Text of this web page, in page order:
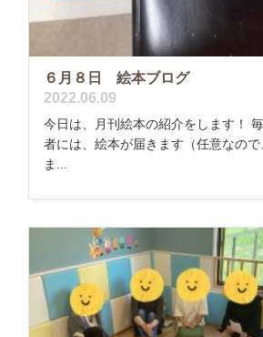
６月８日 絵本ブログ
2022.06.09
今日は、月刊絵本の紹介をします！
者には、絵本が届きます（任意なので
ま...